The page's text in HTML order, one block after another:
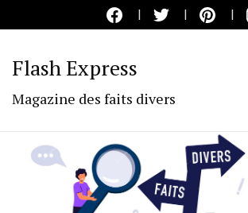
Flash Express
Magazine des faits divers